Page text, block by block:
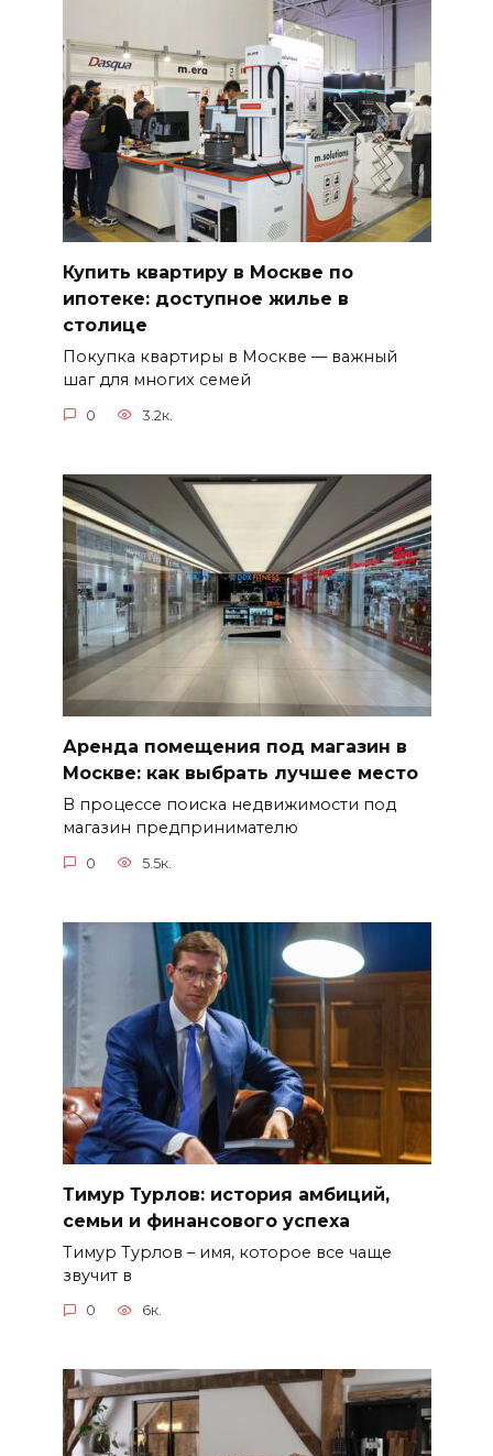
Купить квартиру в Москве по
ипотеке: доступное жилье в
столице
Покупка квартиры в Москве — важный
шаг для многих семей
0 3.2к.
Аренда помещения под магазин в
Москве: как выбрать лучшее место
В процессе поиска недвижимости под
магазин предпринимателю
0 5.5к.
Тимур Турлов: история амбиций,
семьи и финансового успеха
Тимур Турлов – имя, которое все чаще
звучит в
0 6к.